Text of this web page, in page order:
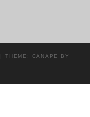
| THEME: CANAPE BY
.